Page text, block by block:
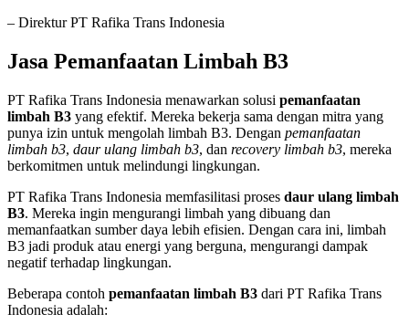
– Direktur PT Rafika Trans Indonesia
Jasa Pemanfaatan Limbah B3
PT Rafika Trans Indonesia menawarkan solusi pemanfaatan
limbah B3 yang efektif. Mereka bekerja sama dengan mitra yang
punya izin untuk mengolah limbah B3. Dengan pemanfaatan
limbah b3, daur ulang limbah b3, dan recovery limbah b3, mereka
berkomitmen untuk melindungi lingkungan.
PT Rafika Trans Indonesia memfasilitasi proses daur ulang limbah
B3. Mereka ingin mengurangi limbah yang dibuang dan
memanfaatkan sumber daya lebih efisien. Dengan cara ini, limbah
B3 jadi produk atau energi yang berguna, mengurangi dampak
negatif terhadap lingkungan.
Beberapa contoh pemanfaatan limbah B3 dari PT Rafika Trans
Indonesia adalah: